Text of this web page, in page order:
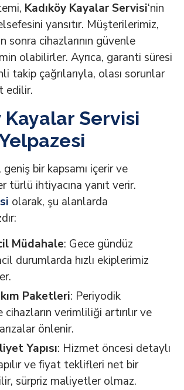
Kadıköy Kayalar Servisi‘nin
yansıtır. Müşterilerimiz,
sonra cihazlarının güvenle
olabilirler. Ayrıca, garanti süresi
takip çağrılarıyla, olası sorunlar
edilir.
Kayalar Servisi
bir kapsamı içerir ve
türlü ihtiyacına yanıt verir.
olarak, şu alanlarda
Müdahale: Gece gündüz
durumlarda hızlı ekiplerimiz
Paketleri: Periyodik
verimliliği artırılır ve
önlenir.
Yapısı: Hizmet öncesi detaylı
ve fiyat teklifleri net bir
sürpriz maliyetler olmaz.